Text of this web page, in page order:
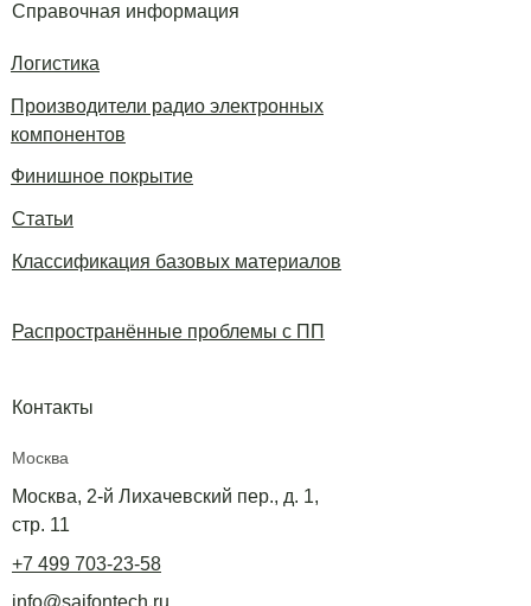
Контакты
Москва
Москва, 2-й Лихачевский пер., д. 1,
стр. 11
+7 499 703-23-58
info@saifontech.ru
Справочная информация
Статьи
Классификация базовых материалов
Распространённые проблемы с ПП
Логистика
Финишное покрытие
Производители радио электронных
компонентов